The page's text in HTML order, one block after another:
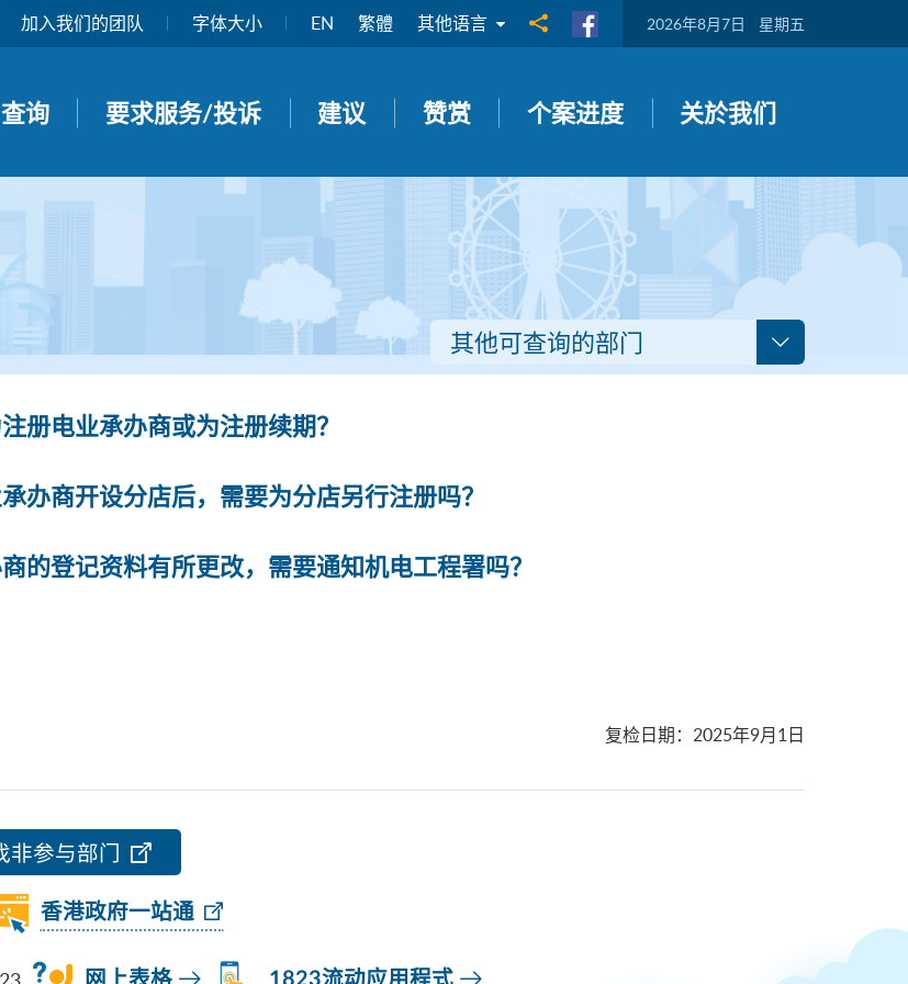
加入我们的团队 字体大小 EN 繁體 其他语言 分享到 2026年8月7日 星期五
面板
查询 要求服务/投诉 建议 赞赏 个案进度 关於我们
其他可查询的部门
册电业承办商或为注册续期？
办商开设分店后，需要为分店另行注册吗？
的登记资料有所更改，需要通知机电工程署吗？
复检日期： 2025年9月1日
非参与部门
香港政府一站通
网上表格 1823流动应用程式